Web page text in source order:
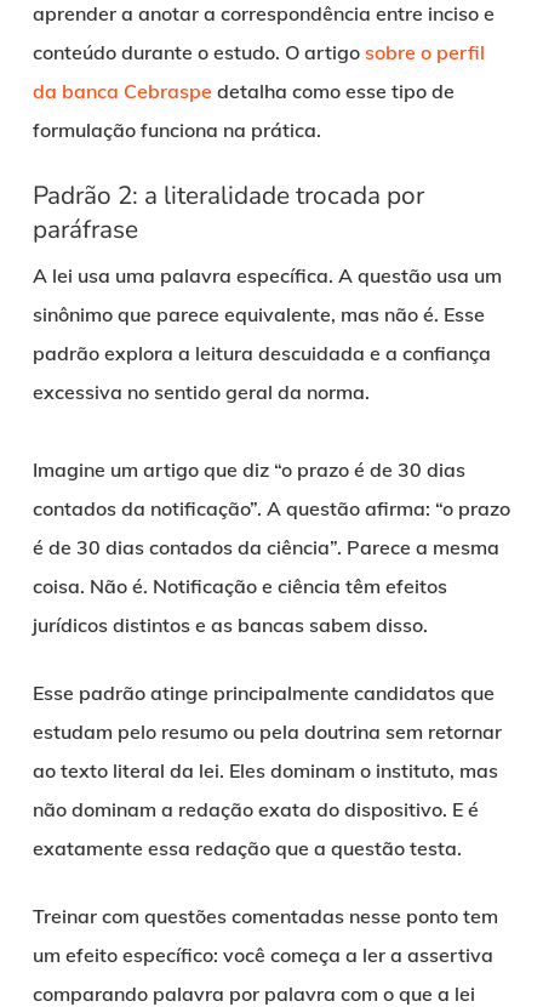
aprender a anotar a correspondência entre inciso e
conteúdo durante o estudo. O artigo sobre o perfil
da banca Cebraspe detalha como esse tipo de
formulação funciona na prática.
Padrão 2: a literalidade trocada por
paráfrase
A lei usa uma palavra específica. A questão usa um
sinônimo que parece equivalente, mas não é. Esse
padrão explora a leitura descuidada e a confiança
excessiva no sentido geral da norma.
Imagine um artigo que diz “o prazo é de 30 dias
contados da notificação”. A questão afirma: “o prazo
é de 30 dias contados da ciência”. Parece a mesma
coisa. Não é. Notificação e ciência têm efeitos
jurídicos distintos e as bancas sabem disso.
Esse padrão atinge principalmente candidatos que
estudam pelo resumo ou pela doutrina sem retornar
ao texto literal da lei. Eles dominam o instituto, mas
não dominam a redação exata do dispositivo. E é
exatamente essa redação que a questão testa.
Treinar com questões comentadas nesse ponto tem
um efeito específico: você começa a ler a assertiva
comparando palavra por palavra com o que a lei